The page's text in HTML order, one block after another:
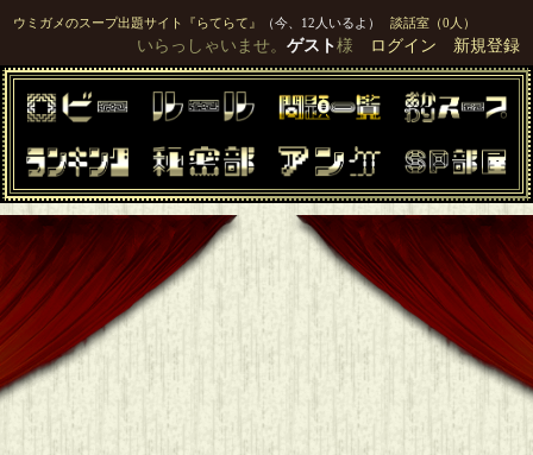
ウミガメのスープ出題サイト『らてらて』 （今、12人いるよ） 談話室（0人）
いらっしゃいませ。 ゲスト様 ログイン 新規登録